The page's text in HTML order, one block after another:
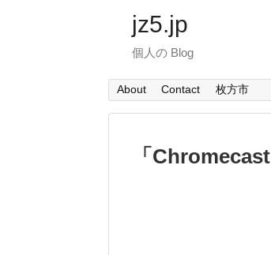
jz5.jp
個人の Blog
About Contact 枚方市
「 Chromecast